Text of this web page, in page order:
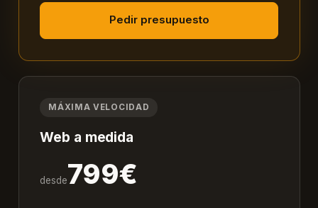
Pedir presupuesto
MÁXIMA VELOCIDAD
Web a medida
desde799€